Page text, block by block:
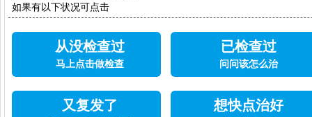
如果有以下状况可点击
从没检查过
马上点击做检查
已检查过
问问该怎么治
又复发了 想快点治好